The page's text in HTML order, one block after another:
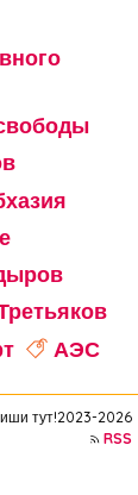
АЭС
тут!2023-2026
RSS